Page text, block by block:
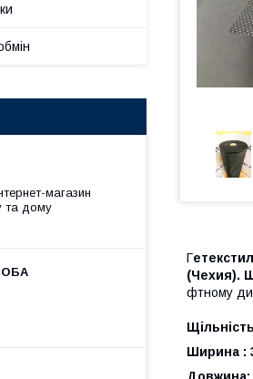
Г
(Чехия).
фтному
Ширина :
магазин
та дому